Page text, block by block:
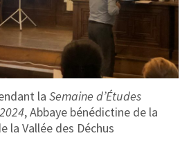
la Semaine d’Études
, Abbaye bénédictine de la
la Vallée des Déchus